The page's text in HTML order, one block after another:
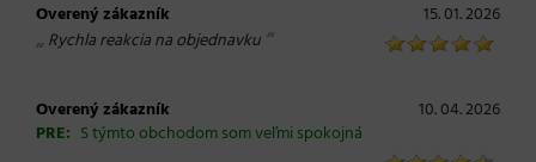
Overený zákazník 15. 01. 2026
„ Rychla reakcia na objednavku “
Overený zákazník
10. 04. 2026
PRE: S týmto obchodom som veľmi spokojná